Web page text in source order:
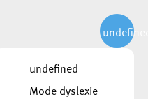
CONTACT
undefined
Mode dyslexie